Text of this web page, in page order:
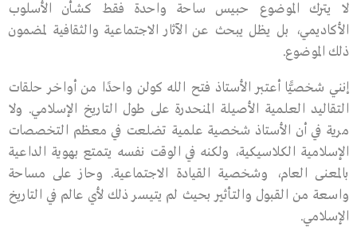
لا يترك الموضوع حبيس ساحة واحدة فقط كشأن الأسلوب
الأكاديمي، بل يظل يبحث عن الآثار الاجتماعية والثقافية لمضمون
ذلك الموضوع.
إنني شخصيًّا أعتبر الأستاذ فتح الله كولن واحدًا من أواخر حلقات
التقاليد العلمية الأصيلة المنحدرة على طول التاريخ الإسلامي. ولا
مرية في أن الأستاذ شخصية علمية تضلعت في معظم التخصصات
الإسلامية الكلاسيكية، ولكنه في الوقت نفسه يتمتع بهوية الداعية
بالمعنى العام، وشخصية القيادة الاجتماعية. وحاز على مساحة
واسعة من القبول والتأثير بحيث لم يتيسر ذلك لأي عالم في التاريخ
الإسلامي.